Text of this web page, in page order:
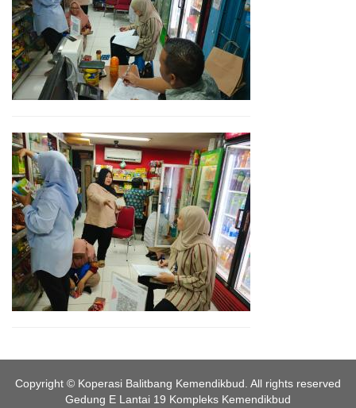
Copyright © Koperasi Balitbang Kemendikbud. All rights reserved
Gedung E Lantai 19 Kompleks Kemendikbud